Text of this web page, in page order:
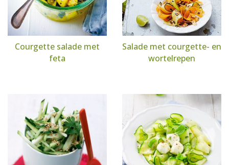
Courgette salade met
feta
Salade met courgette- en
wortelrepen